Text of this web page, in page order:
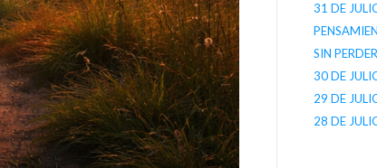
31 DE
SIN PERDER
30 DE
29 DE
28 DE